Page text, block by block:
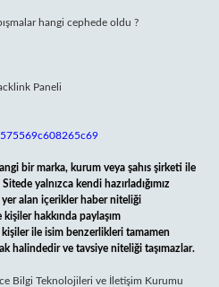
hangi cephede oldu ?
bir marka, kurum veya şahıs şirketi ile
yalnızca kendi hazırladığımız
yer alan içerikler haber niteliği
hakkında paylaşım
ile isim benzerlikleri tamamen
halindedir ve tavsiye niteliği taşımazlar.
Bilgi Teknolojileri ve İletişim Kurumu